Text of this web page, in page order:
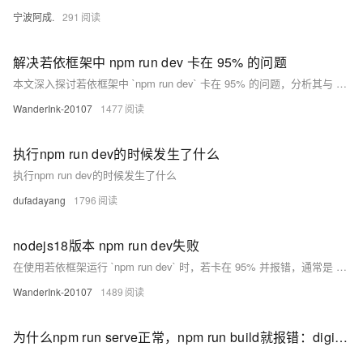
宁波阿成. 291
解决若依框架中 npm run dev 卡在 95% 的问题
本文深入探讨若依框架中 `npm run dev` 卡在 95% 的问题，分析其与 Node.js 17+ 内置 OpenSSL 3.0 加密策略变更的关系。提供临时（设置环境变量 `NODE_OPTIONS=--openssl-legacy-provider`）和永久（修改 `package.json` 脚本）解决方案，同时建议降级 Node.js 或更新依赖以根本解决兼容性问题。最后强调依赖管理与开发环境标准化的重要性，助力团队高效开发。
WanderInk-20107 1477
执行npm run dev的时候发生了什么
执行npm run dev的时候发生了什么
dufadayang 1796
nodejs18版本 npm run dev失败
在使用若依框架运行 `npm run dev` 时，若卡在 95% 并报错，通常是 Node.js 17+ 与 Webpack 的兼容性问题。原因是 OpenSSL 3 的加密算法变化导致依赖冲突。解决方法：Windows 下运行 `set NODE_OPTIONS=--openssl-legacy-provider`，macOS/Linux 使用 `export NODE_OPTIONS=--openssl-legacy-provider`，然后重新启动开发服务即可。此设置让 Node.js 启用旧版加密支持，恢复正常构建流程。
WanderInk-20107 1489
为什么npm run serve正常，npm run build就报错：digital envelope routines::unsupported